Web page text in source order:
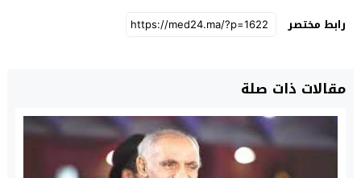
رابط مختصر
مقالات ذات صلة